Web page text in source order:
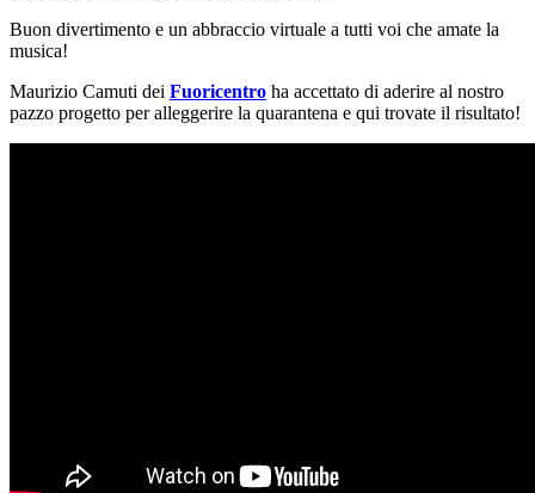
Buon divertimento e un abbraccio virtuale a tutti voi che amate la
musica!
Maurizio Camuti dei Fuoricentro ha accettato di aderire al nostro
pazzo progetto per alleggerire la quarantena e qui trovate il risultato!